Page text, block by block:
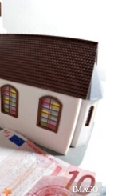
IMAGO